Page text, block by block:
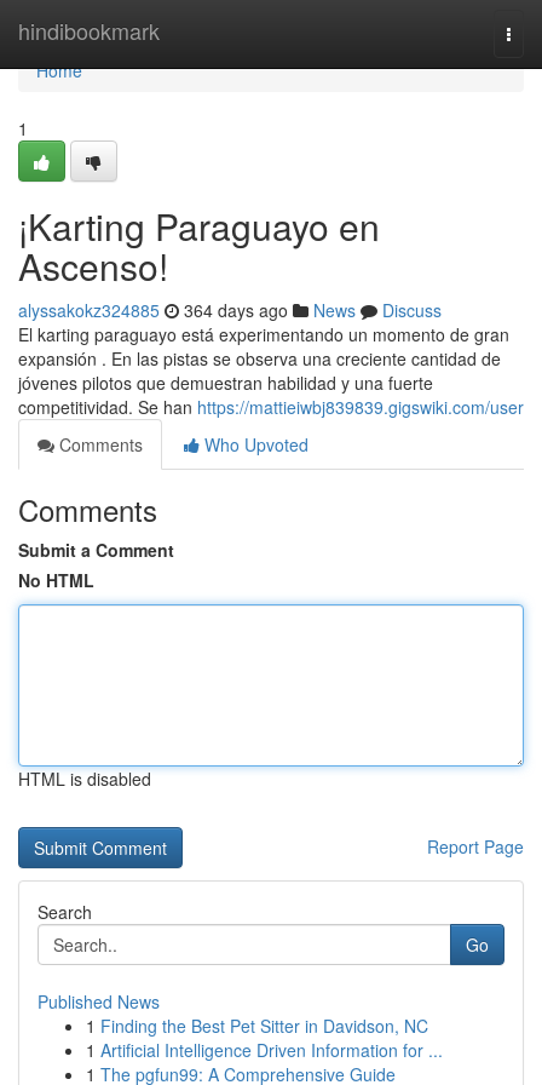
hindibookmark
Home
Home
1
¡Karting Paraguayo en
Ascenso!
alyssakokz324885 364 days ago News
Discuss
El karting paraguayo está experimentando un momento de gran
expansión . En las pistas se observa una creciente cantidad de
jóvenes pilotos que demuestran habilidad y una fuerte
competitividad. Se han https://mattieiwbj839839.gigswiki.com/user
Comments
Who Upvoted
Comments
Submit a Comment
No HTML
HTML is disabled
Report Page
Search
Go
Published News
1 Finding the Best Pet Sitter in Davidson, NC
1 Artificial Intelligence Driven Information for ...
1 The pgfun99: A Comprehensive Guide